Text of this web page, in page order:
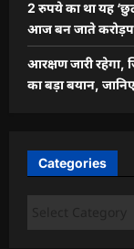
2 रुपये का था यह
आज बन जाते
आरक्षण जारी रहेगा,
का बड़ा बयान,
Categories